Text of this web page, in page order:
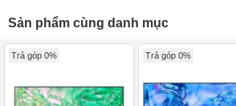
Sản phẩm cùng danh mục
Trả góp 0% Trả góp 0%